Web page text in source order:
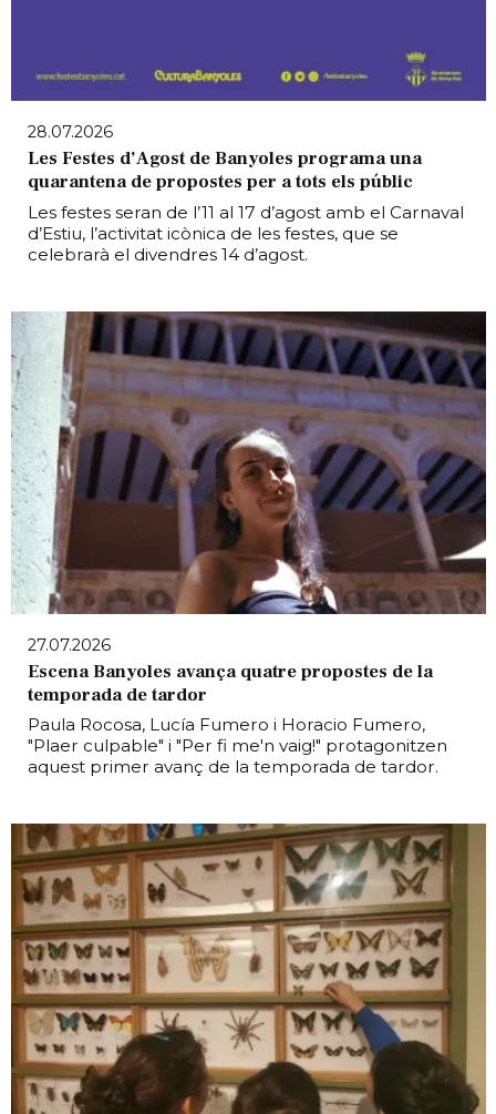
28.07.2026
Les Festes d’Agost de Banyoles programa una
quarantena de propostes per a tots els públic
Les festes seran de l’11 al 17 d’agost amb el Carnaval
d’Estiu, l’activitat icònica de les festes, que se
celebrarà el divendres 14 d’agost.
27.07.2026
Escena Banyoles avança quatre propostes de la
temporada de tardor
Paula Rocosa, Lucía Fumero i Horacio Fumero,
"Plaer culpable" i "Per fi me'n vaig!" protagonitzen
aquest primer avanç de la temporada de tardor.